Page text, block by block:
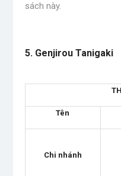
sách này.
5. Genjirou Tanigaki
Tên
Chi nhánh